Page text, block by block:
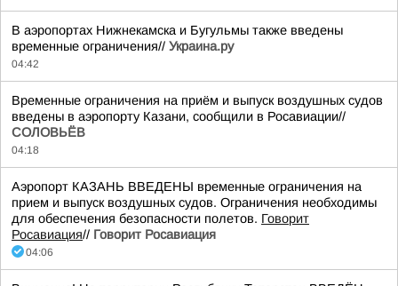
В аэропортах Нижнекамска и Бугульмы также введены
временные ограничения// Украина.ру
04:42
Временные ограничения на приём и выпуск воздушных судов
введены в аэропорту Казани, сообщили в Росавиации//
СОЛОВЬЁВ
04:18
Аэропорт КАЗАНЬ ВВЕДЕНЫ временные ограничения на
прием и выпуск воздушных судов. Ограничения необходимы
для обеспечения безопасности полетов. Говорит
Росавиация// Говорит Росавиация
04:06